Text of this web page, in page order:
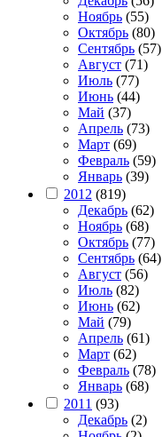
Ноябрь (55)
Октябрь (80)
Сентябрь (57)
Август (71)
Июль (77)
Июнь (44)
Май (37)
Апрель (73)
Март (69)
Февраль (59)
Январь (39)
2012 (819)
Декабрь (62)
Ноябрь (68)
Октябрь (77)
Сентябрь (64)
Август (56)
Июль (82)
Июнь (62)
Май (79)
Апрель (61)
Март (62)
Февраль (78)
Январь (68)
2011 (93)
Декабрь (2)